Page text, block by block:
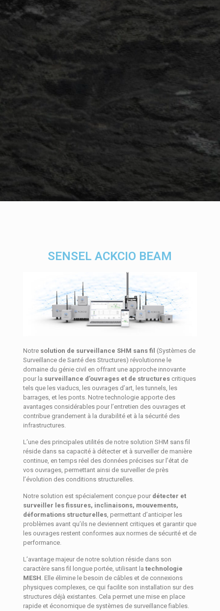
SENSEL ACKCIO BEAM
Notre solution de surveillance SHM sans fil (Systèmes de
Surveillance de Santé des Structures) révolutionne le
domaine du génie civil en offrant une approche innovante
pour la surveillance d’ouvrages et de structurescritiques
tels que les viaducs, les ouvrages d’art, les tunnels, les
barrages, et les ponts. Notre technologie apporte des
avantages considérables pour l’entretien des ouvrages et
contribue grandement à la durabilité et à la sécurité des
infrastructures.
L’une des principales utilités de notre solution SHM sans fil
réside dans sa capacité à détecter et à surveiller de manière
continue, en temps réel des données précises sur l’état de
vos ouvrages, permettant ainsi de surveiller de près
l’évolution des conditions structurelles.
Notre solution est spécialement conçue pour détecter et
surveiller les fissures, inclinaisons, mouvements,
déformations structurelles, permettant d’anticiper les
problèmes avant qu’ils ne deviennent critiques et garantir que
les ouvrages restent conformes aux normes de sécurité et de
performance.
L’avantage majeur de notre solution réside dans son
caractère sans fil longue portée, utilisant la technologie
MESH . Elle élimine le besoin de câbles et de connexions
physiques complexes, ce qui facilite son installation sur des
structures déjà existantes. Cela permet une mise en place
rapide et économique de systèmes de surveillance fiables.